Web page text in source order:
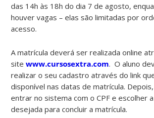
das 14h às 18h do dia 7 de agosto,
houver vagas – elas são limitadas por
acesso.
A matrícula deverá ser realizada online
sitewww.cursosextra.com. O aluno
realizar o seu cadastro através do link
disponível nas datas de matrícula.
entrar no sistema com o CPF e escolher
desejada para concluir a matrícula.